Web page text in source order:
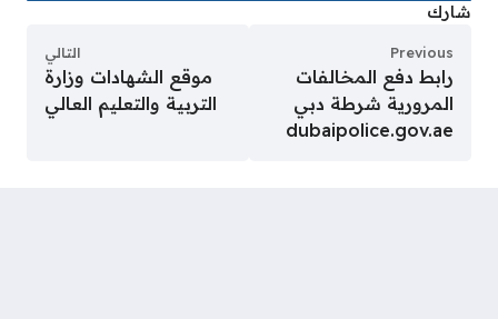
شارك
Previous
رابط دفع المخالفات
المرورية شرطة دبي
dubaipolice.gov.ae
التالي
موقع الشهادات وزارة
التربية والتعليم العالي